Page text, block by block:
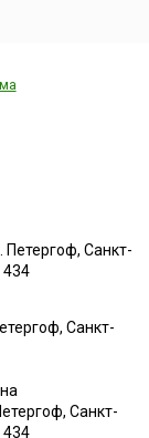
Петергоф, Санкт-
434
Санкт-
, Санкт-
434